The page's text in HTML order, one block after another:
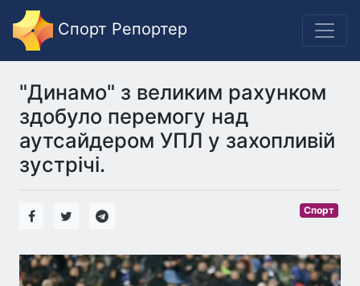
Спорт Репортер
"Динамо" з великим рахунком
здобуло перемогу над
аутсайдером УПЛ у захопливій
зустрічі.
Спорт